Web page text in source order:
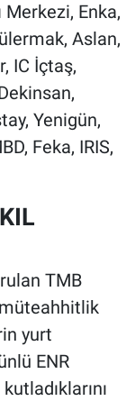
Merkezi, Enka,
Aslan,
IC İçtaş,
Yenigün,
Feka, IRIS,
TMB
yurt
ENR